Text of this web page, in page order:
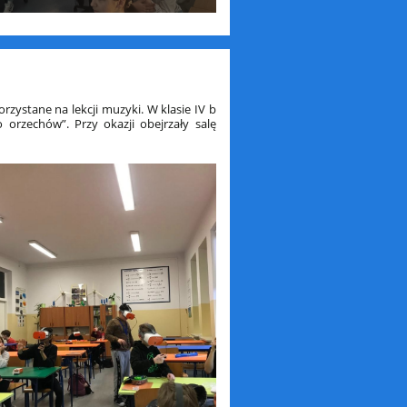
na lekcji muzyki. W klasie IV b
Przy okazji obejrzały salę